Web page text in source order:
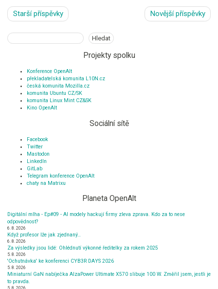
Navigace
pro
příspěvky
Starší příspěvky Novější příspěvky
Hledat Hledat
Projekty spolku
Konference OpenAlt
překladatelská komunita L10N.cz
česká komunita Mozilla.cz
komunita Ubuntu CZ/SK
komunita Linux Mint CZ&SK
Kino OpenAlt
Sociální sítě
Facebook
Twitter
Mastodon
LinkedIn
GitLab
Telegram konference OpenAlt
chaty na Matrixu
Planeta OpenAlt
Digitální mlha - Ep#09 - AI modely hackují firmy zleva zprava. Kdo za to nese
odpovědnost?
6. 8. 2026
Když profesor lže jak zjednaný…
6. 8. 2026
Za výsledky jsou lidé: Ohlédnutí výkonné ředitelky za rokem 2025
5. 8. 2026
'Ochutnávka' ke konferenci CYB3R DAYS 2026
5. 8. 2026
Miniaturní GaN nabíječka AlzaPower Ultimate X570 slibuje 100 W. Změřil jsem, jestli je
to pravda.